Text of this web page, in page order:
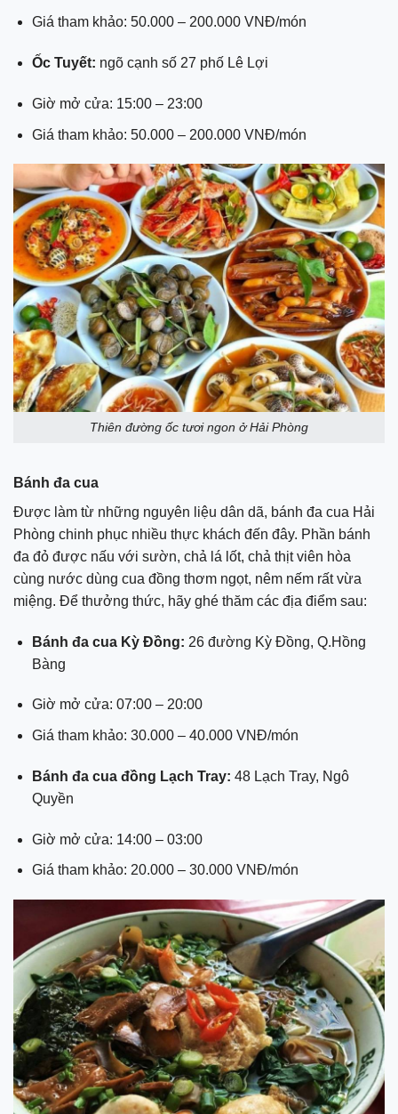
Giá tham khảo: 50.000 – 200.000 VNĐ/món
Ốc Tuyết: ngõ cạnh số 27 phố Lê Lợi
Giờ mở cửa: 15:00 – 23:00
Giá tham khảo: 50.000 – 200.000 VNĐ/món
Thiên đường ốc tươi ngon ở Hải Phòng
Bánh đa cua
Được làm từ những nguyên liệu dân dã, bánh đa cua Hải
Phòng chinh phục nhiều thực khách đến đây. Phần bánh
đa đỏ được nấu với sườn, chả lá lốt, chả thịt viên hòa
cùng nước dùng cua đồng thơm ngọt, nêm nếm rất vừa
miệng. Để thưởng thức, hãy ghé thăm các địa điểm sau:
Bánh đa cua Kỳ Đồng: 26 đường Kỳ Đồng, Q.Hồng
Bàng
Giờ mở cửa: 07:00 – 20:00
Giá tham khảo: 30.000 – 40.000 VNĐ/món
Bánh đa cua đồng Lạch Tray: 48 Lạch Tray, Ngô
Quyền
Giờ mở cửa: 14:00 – 03:00
Giá tham khảo: 20.000 – 30.000 VNĐ/món